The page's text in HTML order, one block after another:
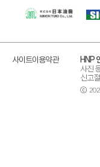
사이트이용약관 HNP
사진
신고
ⓒ